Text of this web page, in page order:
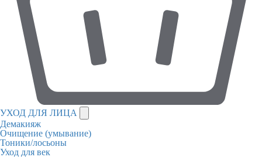
УХОД ДЛЯ ЛИЦА
Демакияж
Очищение (умывание)
Тоники/лосьоны
Уход для век